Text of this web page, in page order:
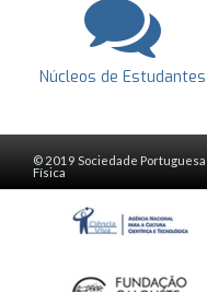
Núcleos de Estudantes
© 2019 Sociedade Portuguesa
Física